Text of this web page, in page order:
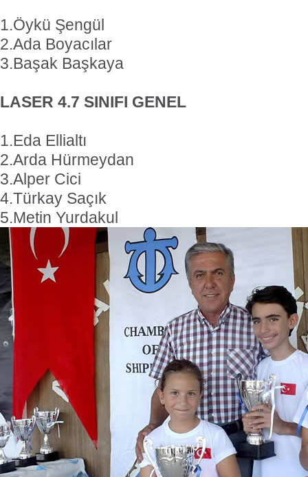
1.Öykü Şengül
2.Ada Boyacılar
3.Başak Başkaya
LASER 4.7 SINIFI GENEL
1.Eda Ellialtı
2.Arda Hürmeydan
3.Alper Cici
4.Türkay Saçık
5.Metin Yurdakul
İnsansız cankurtaran
BlueForge
Denizcilik teknolojileri
gösteren, merkezi
ve Ar-Ge faaliyetlerinin
bölümünü ise
BlueForge, ResQR
cankurtaran sistemi